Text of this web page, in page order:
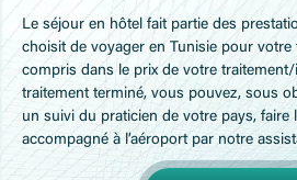
Le séjour en hôtel fait partie des
choisit de voyager en Tunisie pour votre
compris dans le prix de votre
traitement terminé, vous pouvez, sous
un suivi du praticien de votre pays, faire
accompagné à l’aéroport par notre